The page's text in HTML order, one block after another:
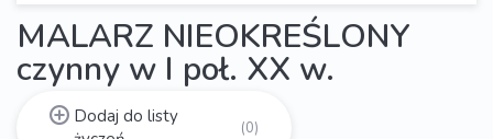
MALARZ NIEOKREŚLONY
czynny w I poł. XX w.
Dodaj do listy
(0)